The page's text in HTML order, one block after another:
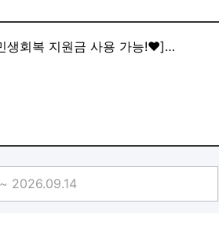
생회복 지원금 사용 가능!♥️]
주세요 : )
남점! 튜브 대여 이벤트♥️]
주신 모든 투숙객 여러분께 다가올
한 수영을 더욱 즐겁게!
뷰와 프라이빗한 풀빌라를 만끽해보